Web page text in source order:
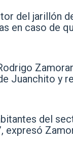
del jarillón
en caso de
Juanchito y
del
expresó